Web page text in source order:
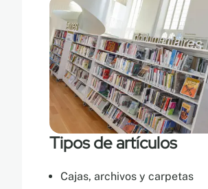
Tipos de artículos
Cajas, archivos y carpetas